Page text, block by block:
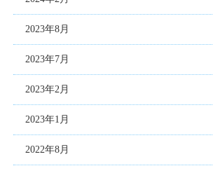
2023年8月
2023年7月
2023年2月
2023年1月
2022年8月